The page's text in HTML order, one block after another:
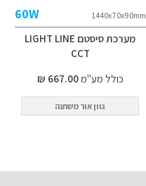
1440x70x90mm
60W
מערכת סיסטם LIGHT LINE
CCT
כולל מע"מ667.00 ₪
גוון אור משתנה